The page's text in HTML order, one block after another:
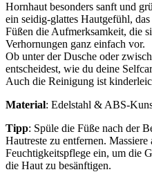
Hornhaut besonders sanft und
ein seidig-glattes Hautgefühl,
Füßen die Aufmerksamkeit, die
Verhornungen ganz einfach vor.
Ob unter der Dusche oder
entscheidest, wie du deine
Auch die Reinigung ist
Material: Edelstahl & ABS-
Tipp: Spüle die Füße nach der
Hautreste zu entfernen.
Feuchtigkeitspflege ein, um die
die Haut zu besänftigen.